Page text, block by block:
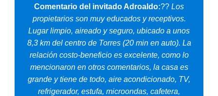
Comentario del invitado Adroaldo:?? Los
propietarios son muy educados y receptivos.
Lugar limpio, aireado y seguro, ubicado a unos
8,3 km del centro de Torres (20 min en auto). La
relación costo-beneficio es excelente, como lo
mencionaron en otros comentarios, la casa es
grande y tiene de todo, aire acondicionado, TV,
refrigerador, estufa, microondas, cafetera,